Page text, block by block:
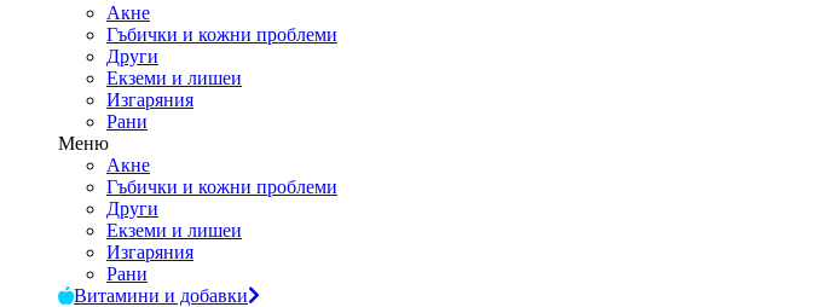
Акне
Гъбички и кожни проблеми
Други
Екземи и лишеи
Изгаряния
Рани
Меню
Акне
Гъбички и кожни проблеми
Други
Екземи и лишеи
Изгаряния
Рани
Витамини и добавки